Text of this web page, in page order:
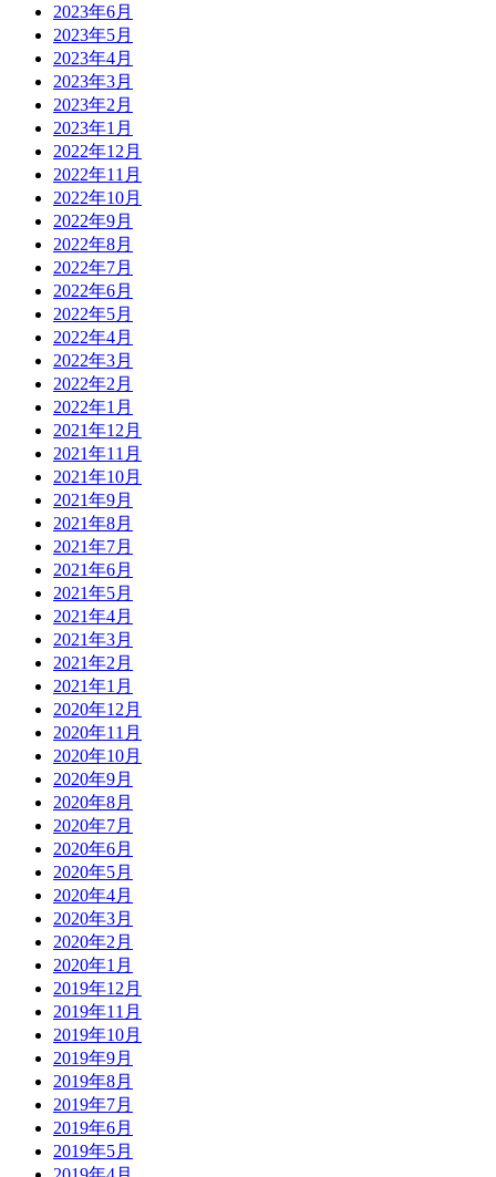
2023年6月
2023年5月
2023年4月
2023年3月
2023年2月
2023年1月
2022年12月
2022年11月
2022年10月
2022年9月
2022年8月
2022年7月
2022年6月
2022年5月
2022年4月
2022年3月
2022年2月
2022年1月
2021年12月
2021年11月
2021年10月
2021年9月
2021年8月
2021年7月
2021年6月
2021年5月
2021年4月
2021年3月
2021年2月
2021年1月
2020年12月
2020年11月
2020年10月
2020年9月
2020年8月
2020年7月
2020年6月
2020年5月
2020年4月
2020年3月
2020年2月
2020年1月
2019年12月
2019年11月
2019年10月
2019年9月
2019年8月
2019年7月
2019年6月
2019年5月